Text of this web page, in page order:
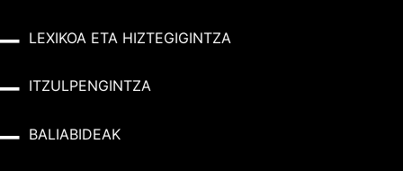
LEXIKOA ETA HIZTEGIGINTZA
ITZULPENGINTZA
BALIABIDEAK